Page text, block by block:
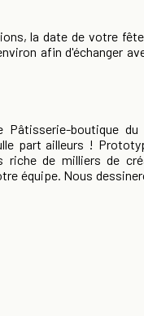
la date de votre
afin d'échanger
Pâtisserie-boutique du
part ailleurs !
riche de milliers de
équipe. Nous